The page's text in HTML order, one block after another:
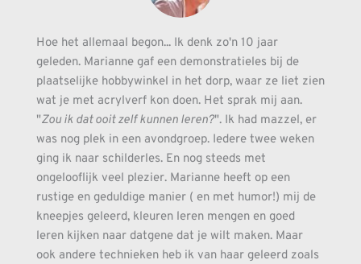
Hoe het allemaal begon... Ik denk zo'n 10 jaar
geleden. Marianne gaf een demonstratieles bij de
plaatselijke hobbywinkel in het dorp, waar ze liet zien
wat je met acrylverf kon doen. Het sprak mij aan.
"Zou ik dat ooit zelf kunnen leren?". Ik had mazzel, er
was nog plek in een avondgroep. Iedere twee weken
ging ik naar schilderles. En nog steeds met
ongelooflijk veel plezier. Marianne heeft op een
rustige en geduldige manier ( en met humor!) mij de
kneepjes geleerd, kleuren leren mengen en goed
leren kijken naar datgene dat je wilt maken. Maar
ook andere technieken heb ik van haar geleerd zoals